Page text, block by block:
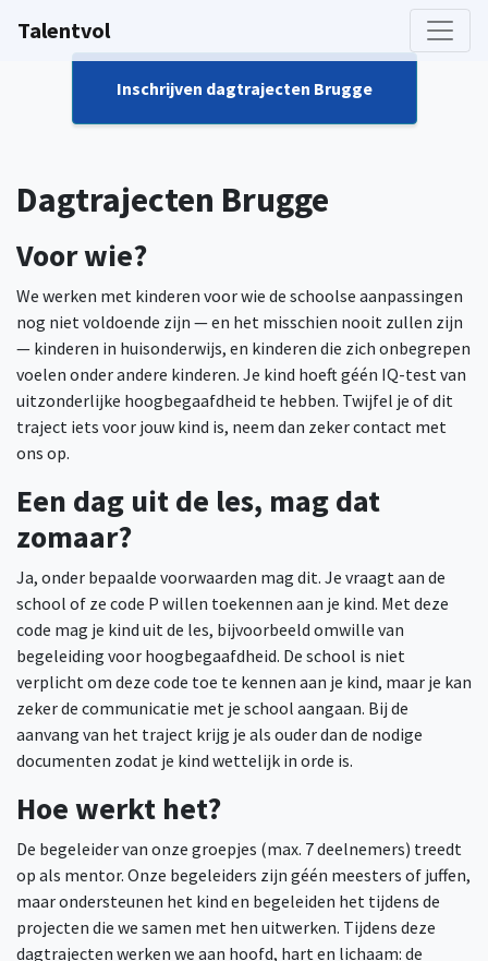
Talentvol
Inschrijven dagtrajecten Brugge
Dagtrajecten Brugge
Voor wie?
We werken met kinderen voor wie de schoolse aanpassingen
nog niet voldoende zijn — en het misschien nooit zullen zijn
— kinderen in huisonderwijs, en kinderen die zich onbegrepen
voelen onder andere kinderen. Je kind hoeft géén IQ-test van
uitzonderlijke hoogbegaafdheid te hebben. Twijfel je of dit
traject iets voor jouw kind is, neem dan zeker contact met
ons op.
Een dag uit de les, mag dat
zomaar?
Ja, onder bepaalde voorwaarden mag dit. Je vraagt aan de
school of ze code P willen toekennen aan je kind. Met deze
code mag je kind uit de les, bijvoorbeeld omwille van
begeleiding voor hoogbegaafdheid. De school is niet
verplicht om deze code toe te kennen aan je kind, maar je kan
zeker de communicatie met je school aangaan. Bij de
aanvang van het traject krijg je als ouder dan de nodige
documenten zodat je kind wettelijk in orde is.
Hoe werkt het?
De begeleider van onze groepjes (max. 7 deelnemers) treedt
op als mentor. Onze begeleiders zijn géén meesters of juffen,
maar ondersteunen het kind en begeleiden het tijdens de
projecten die we samen met hen uitwerken. Tijdens deze
dagtrajecten werken we aan hoofd, hart en lichaam: de